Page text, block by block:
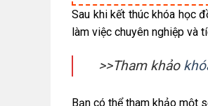
Sau khi kết thúc khóa học
làm việc chuyên nghiệp và
>>Tham khảo
Bạn có thể tham khảo một